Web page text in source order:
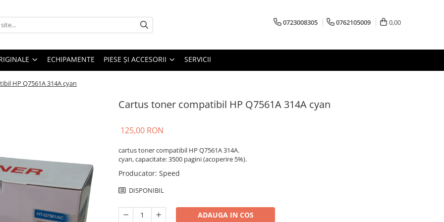
0723008305 0762105009 0,00
ECHIPAMENTE PIESE ŞI ACCESORII SERVICII
HP Q7561A 314A cyan
Cartus toner compatibil HP Q7561A 314A cyan
125,00 RON
cartus toner compatibil HP Q7561A 314A.
cyan, capacitate: 3500 pagini (acoperire 5%).
Producator: Speed
DISPONIBIL
ADAUGA IN COS